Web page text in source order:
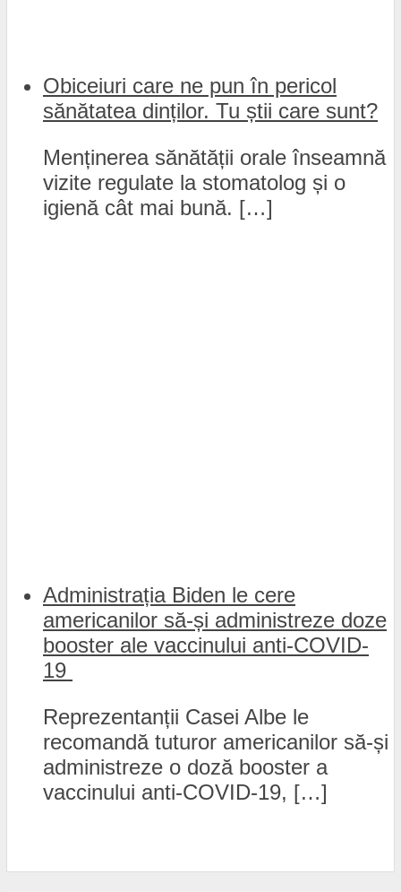
Obiceiuri care ne pun în pericol
sănătatea dinților. Tu știi care sunt?
Menținerea sănătății orale înseamnă
vizite regulate la stomatolog și o
igienă cât mai bună. […]
Administrația Biden le cere
americanilor să-și administreze doze
booster ale vaccinului anti-COVID-
19
Reprezentanții Casei Albe le
recomandă tuturor americanilor să-și
administreze o doză booster a
vaccinului anti-COVID-19, […]